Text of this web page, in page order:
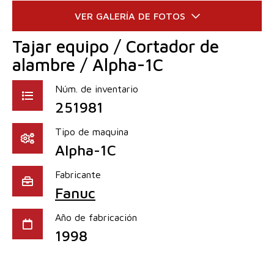
Tajar equipo / Cortador de
alambre / Alpha-1C
Núm. de inventario
251981
Tipo de maquina
Alpha-1C
Fabricante
Fanuc
Año de fabricación
1998